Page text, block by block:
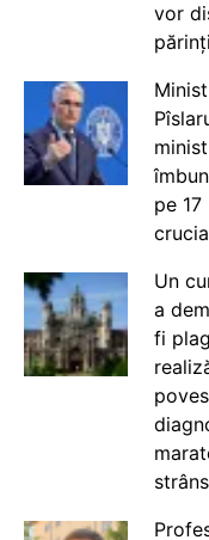
vor
pe
Un
a
fi